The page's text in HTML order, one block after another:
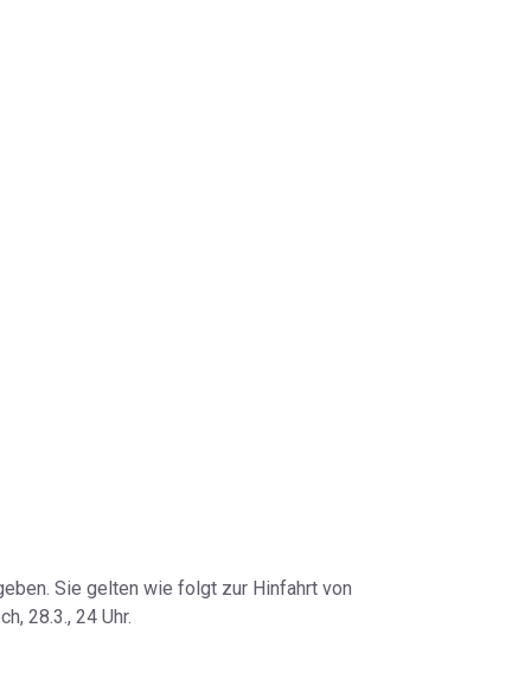
Sie gelten wie folgt zur Hinfahrt von
28.3., 24 Uhr.